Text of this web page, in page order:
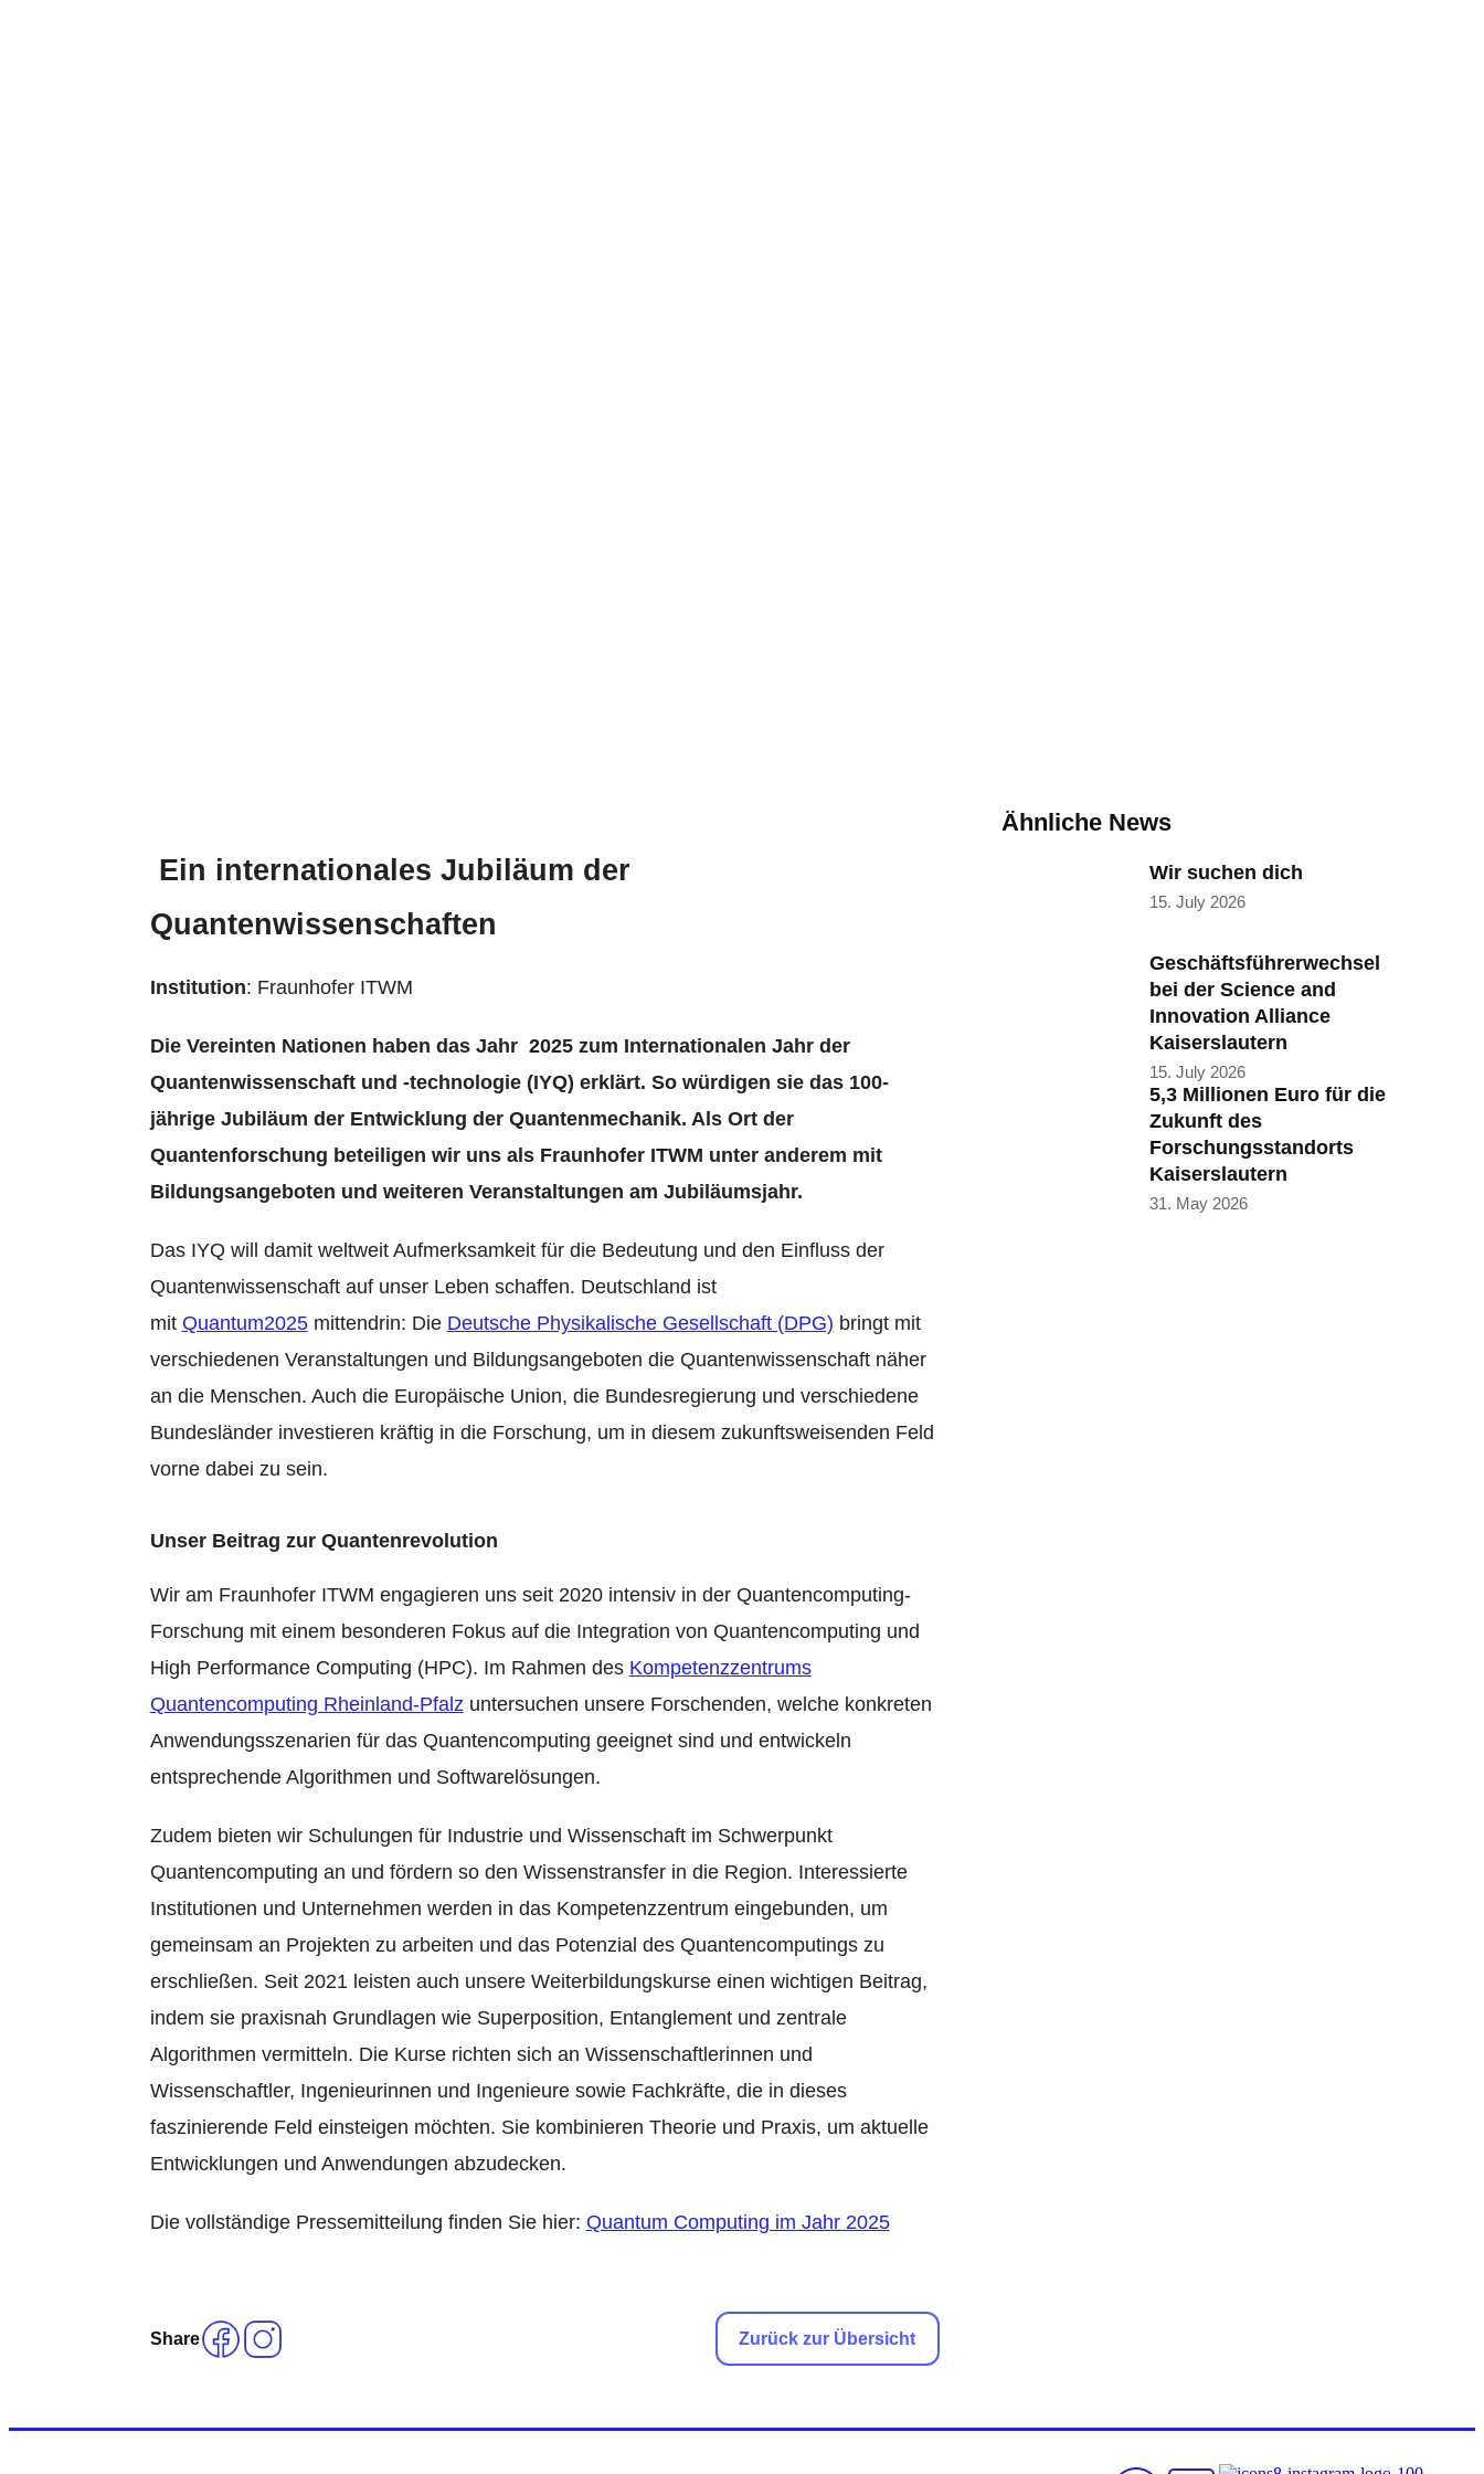
Ein internationales Jubiläum der
Quantenwissenschaften
Institution: Fraunhofer ITWM
Die Vereinten Nationen haben das Jahr 2025 zum Internationalen Jahr der
Quantenwissenschaft und -technologie (IYQ) erklärt. So würdigen sie das 100-
jährige Jubiläum der Entwicklung der Quantenmechanik. Als Ort der
Quantenforschung beteiligen wir uns als Fraunhofer ITWM unter anderem mit
Bildungsangeboten und weiteren Veranstaltungen am Jubiläumsjahr.
Das IYQ will damit weltweit Aufmerksamkeit für die Bedeutung und den Einfluss der
Quantenwissenschaft auf unser Leben schaffen. Deutschland ist
mit Quantum2025mittendrin: Die Deutsche Physikalische Gesellschaft (DPG) bringt mit
verschiedenen Veranstaltungen und Bildungsangeboten die Quantenwissenschaft näher
an die Menschen. Auch die Europäische Union, die Bundesregierung und verschiedene
Bundesländer investieren kräftig in die Forschung, um in diesem zukunftsweisenden Feld
vorne dabei zu sein.
Unser Beitrag zur Quantenrevolution
Wir am Fraunhofer ITWM engagieren uns seit 2020 intensiv in der Quantencomputing-
Forschung mit einem besonderen Fokus auf die Integration von Quantencomputing und
High Performance Computing (HPC). Im Rahmen des Kompetenzzentrums
Quantencomputing Rheinland-Pfalzuntersuchen unsere Forschenden, welche konkreten
Anwendungsszenarien für das Quantencomputing geeignet sind und entwickeln
entsprechende Algorithmen und Softwarelösungen.
Zudem bieten wir Schulungen für Industrie und Wissenschaft im Schwerpunkt
Quantencomputing an und fördern so den Wissenstransfer in die Region. Interessierte
Institutionen und Unternehmen werden in das Kompetenzzentrum eingebunden, um
gemeinsam an Projekten zu arbeiten und das Potenzial des Quantencomputings zu
erschließen. Seit 2021 leisten auch unsere Weiterbildungskurse einen wichtigen Beitrag,
indem sie praxisnah Grundlagen wie Superposition, Entanglement und zentrale
Algorithmen vermitteln. Die Kurse richten sich an Wissenschaftlerinnen und
Wissenschaftler, Ingenieurinnen und Ingenieure sowie Fachkräfte, die in dieses
faszinierende Feld einsteigen möchten. Sie kombinieren Theorie und Praxis, um aktuelle
Entwicklungen und Anwendungen abzudecken.
Die vollständige Pressemitteilung finden Sie hier: Quantum Computing im Jahr 2025
Share Zurück zur Übersicht
Ähnliche News
Wir suchen dich
15. July 2026
Geschäftsführerwechsel
bei der Science and
Innovation Alliance
Kaiserslautern
15. July 2026
5,3 Millionen Euro für die
Zukunft des
Forschungsstandorts
Kaiserslautern
31. May 2026